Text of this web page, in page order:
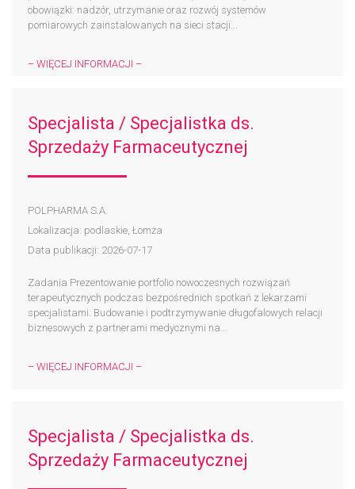
obowiązki: nadzór, utrzymanie oraz rozwój systemów
pomiarowych zainstalowanych na sieci stacji...
– WIĘCEJ INFORMACJI –
Specjalista / Specjalistka ds.
Sprzedaży Farmaceutycznej
POLPHARMA S.A.
Lokalizacja: podlaskie, Łomża
Data publikacji: 2026-07-17
Zadania Prezentowanie portfolio nowoczesnych rozwiązań
terapeutycznych podczas bezpośrednich spotkań z lekarzami
specjalistami. Budowanie i podtrzymywanie długofalowych relacji
biznesowych z partnerami medycznymi na...
– WIĘCEJ INFORMACJI –
Specjalista / Specjalistka ds.
Sprzedaży Farmaceutycznej